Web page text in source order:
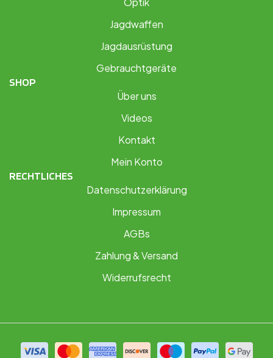
Jagdwaffen
Jagdausrüstung
Gebrauchtgeräte
SHOP
Über uns
Videos
Kontakt
Mein Konto
RECHTLICHES
Datenschutzerklärung
Impressum
AGBs
Zahlung & Versand
Widerrufsrecht